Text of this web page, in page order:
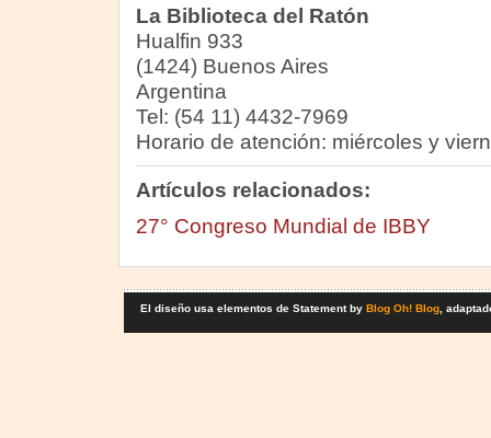
La Biblioteca del Ratón
Hualfin 933
(1424) Buenos Aires
Argentina
Tel: (54 11) 4432-7969
Horario de atención: miércoles y
Artículos relacionados:
27° Congreso Mundial de IBBY
El diseño usa elementos de Statement by Blog Oh! Blog,